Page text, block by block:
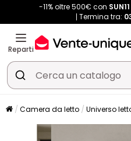
-11% oltre 500€ con SUN11
Termina tra:
Reparti
Camera da letto Universo